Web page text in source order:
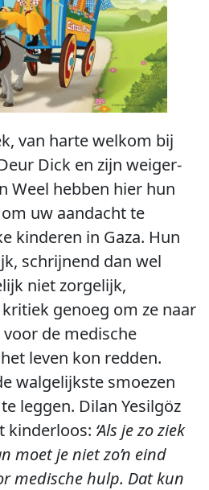
van harte welkom bij
Dick en zijn weiger-
Weel hebben hier hun
uw aandacht te
kinderen in Gaza. Hun
schrijnend dan wel
niet zorgelijk,
genoeg om ze naar
de medische
leven kon redden.
walgelijkste smoezen
leggen. Dilan Yesilgöz
kinderloos: ‘Als je zo ziek
moet je niet zo’n eind
medische hulp. Dat kun